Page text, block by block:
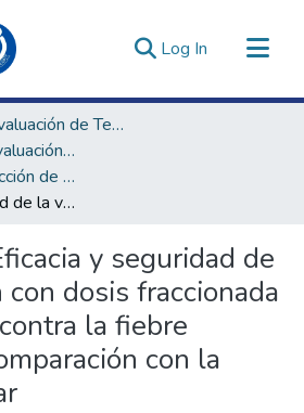
Log In (current)
Centro de Evaluación de Tecnologías en Salud
Subdirección de Evaluación de Tecnologías Sanitarias
Reporte - Subdirección de Evaluación de Tecnologías Sanitarias
Eficacia y seguridad de la vacunación con dosis fraccionada de la vacuna contra la fiebre amarilla en comparación con la dosis estándar
y seguridad de
con dosis fraccionada
la fiebre
con la